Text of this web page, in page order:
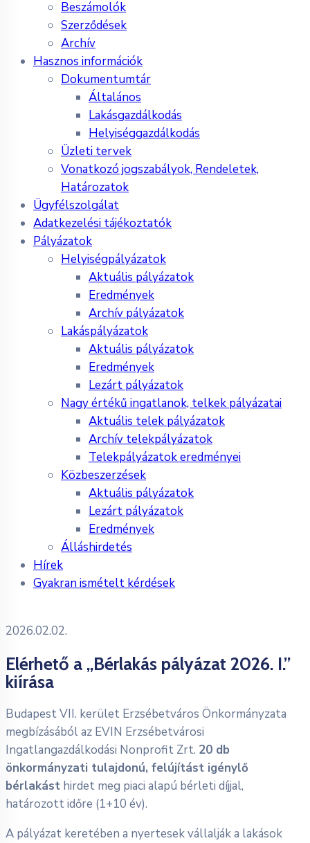
Beszámolók
Szerződések
Archív
Hasznos információk
Dokumentumtár
Általános
Lakásgazdálkodás
Helyiséggazdálkodás
Üzleti tervek
Vonatkozó jogszabályok, Rendeletek,
Határozatok
Ügyfélszolgálat
Adatkezelési tájékoztatók
Pályázatok
Helyiségpályázatok
Aktuális pályázatok
Eredmények
Archív pályázatok
Lakáspályázatok
Aktuális pályázatok
Eredmények
Lezárt pályázatok
Nagy értékű ingatlanok, telkek pályázatai
Aktuális telek pályázatok
Archív telekpályázatok
Telekpályázatok eredményei
Közbeszerzések
Aktuális pályázatok
Lezárt pályázatok
Eredmények
Álláshirdetés
Hírek
Gyakran ismételt kérdések
2026.02.02.
Elérhető a „Bérlakás pályázat 2026. I.”
kiírása
Budapest VII. kerület Erzsébetváros Önkormányzata
megbízásából az EVIN Erzsébetvárosi
Ingatlangazdálkodási Nonprofit Zrt. 20 db
önkormányzati tulajdonú, felújítást igénylő
bérlakást hirdet meg piaci alapú bérleti díjjal,
határozott időre (1+10 év).
A pályázat keretében a nyertesek vállalják a lakások